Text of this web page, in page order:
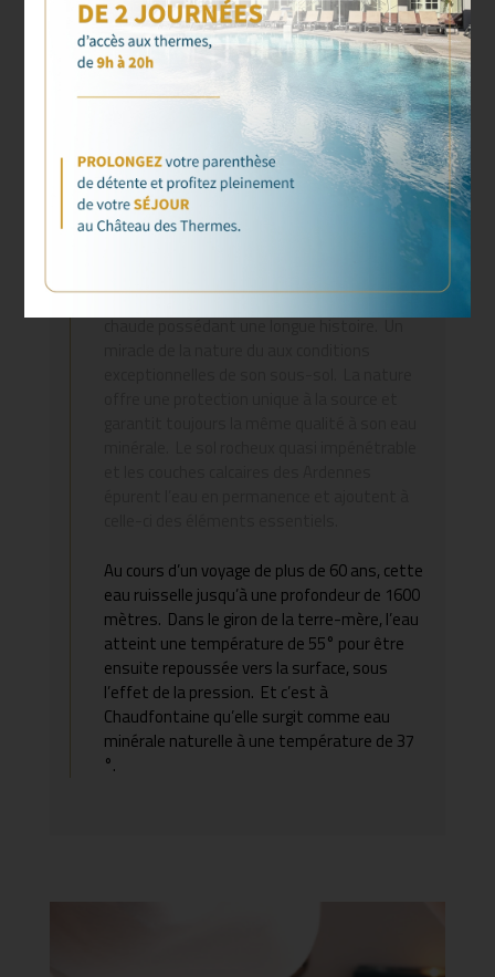
PROFITEZ PLEINEMENT
DE NOTRE CENTRE
THERMAL
Chaudfontaine, c’est une source thermale
chaude possédant une longue histoire. Un
Au cours d’un voyage de plus de 60 ans, cette
eau ruisselle jusqu’à une profondeur de 1600
mètres. Dans le giron de la terre-mère, l’eau
atteint une température de 55° pour être
ensuite repoussée vers la surface, sous
l’effet de la pression. Et c’est à
Chaudfontaine qu’elle surgit comme eau
minérale naturelle à une température de 37
°.